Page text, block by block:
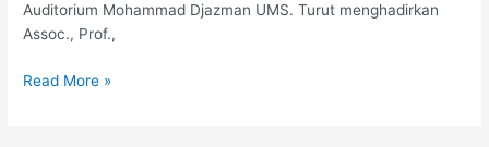
Auditorium Mohammad Djazman UMS. Turut menghadirkan
Assoc., Prof.,
Read More »